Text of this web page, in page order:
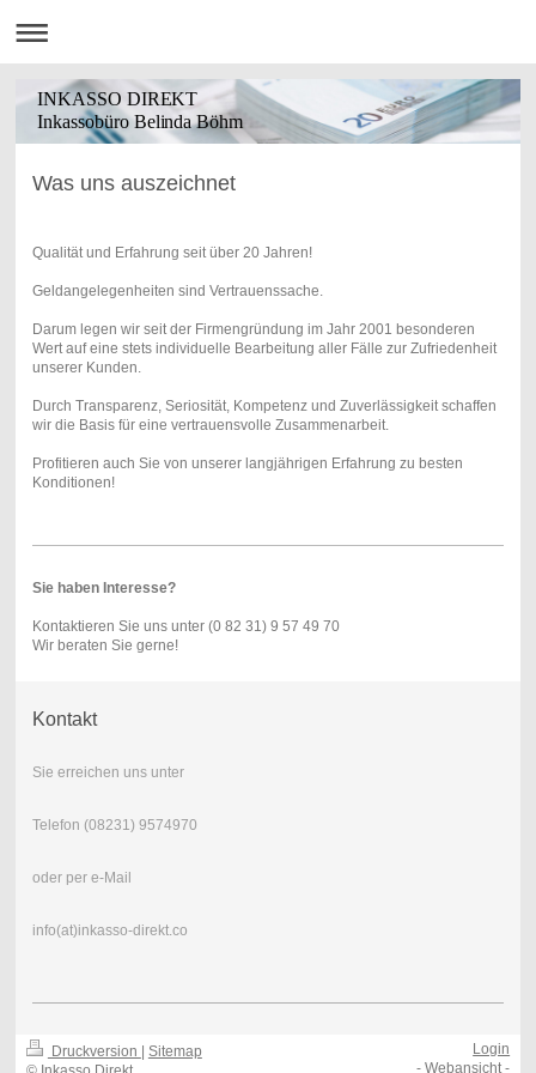
INKASSO DIREKT
Inkassobüro Belinda Böhm
Was uns auszeichnet
Qualität und Erfahrung seit über 20 Jahren!
Geldangelegenheiten sind Vertrauenssache.
Darum legen wir seit der Firmengründung im Jahr 2001 besonderen
Wert auf eine stets individuelle Bearbeitung aller Fälle zur Zufriedenheit
unserer Kunden.
Durch Transparenz, Seriosität, Kompetenz und Zuverlässigkeit schaffen
wir die Basis für eine vertrauensvolle Zusammenarbeit.
Profitieren auch Sie von unserer langjährigen Erfahrung zu besten
Konditionen!
Sie haben Interesse?
Kontaktieren Sie uns unter (0 82 31) 9 57 49 70
Wir beraten Sie gerne!
Kontakt
Sie erreichen uns unter
Telefon (08231) 9574970
oder per e-Mail
info(at)inkasso-direkt.co
Druckversion
Sitemap
Login
-Webansicht-